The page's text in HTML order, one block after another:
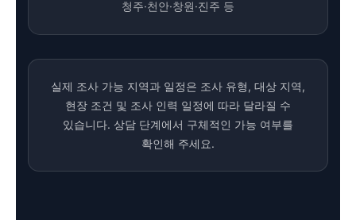
청주·천안·창원·진주 등
실제 조사 가능 지역과 일정은 조사 유형, 대상 지역,
현장 조건 및 조사 인력 일정에 따라 달라질 수
있습니다. 상담 단계에서 구체적인 가능 여부를
확인해 주세요.